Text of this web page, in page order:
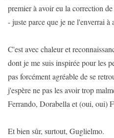
premier à avoir eu la correction
- juste parce que je ne l'enverrai à
C'est avec chaleur et
dont je me suis inspirée pour les
pas forcément agréable de se
j'espère ne pas les avoir trop
Ferrando, Dorabella et (oui, oui)
Et bien sûr, surtout, Guglielmo.